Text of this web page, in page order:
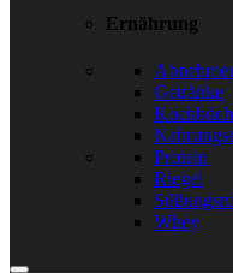
Ernährung
Getränke
Protein
Riegel
Whey